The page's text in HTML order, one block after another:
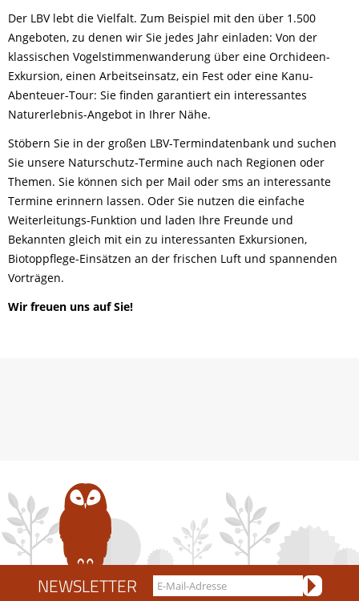
Der LBV lebt die Vielfalt. Zum Beispiel mit den über 1.500
Angeboten, zu denen wir Sie jedes Jahr einladen: Von der
klassischen Vogelstimmenwanderung über eine Orchideen-
Exkursion, einen Arbeitseinsatz, ein Fest oder eine Kanu-
Abenteuer-Tour: Sie finden garantiert ein interessantes
Naturerlebnis-Angebot in Ihrer Nähe.
Stöbern Sie in der großen LBV-Termindatenbank und suchen
Sie unsere Naturschutz-Termine auch nach Regionen oder
Themen. Sie können sich per Mail oder sms an interessante
Termine erinnern lassen. Oder Sie nutzen die einfache
Weiterleitungs-Funktion und laden Ihre Freunde und
Bekannten gleich mit ein zu interessanten Exkursionen,
Biotoppflege-Einsätzen an der frischen Luft und spannenden
Vorträgen.
Wir freuen uns auf Sie!
NEWSLETTER